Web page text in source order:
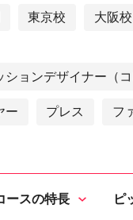
東京校 大阪校
ションデザイナー（
ー プレス フ
ースの特長 ピ